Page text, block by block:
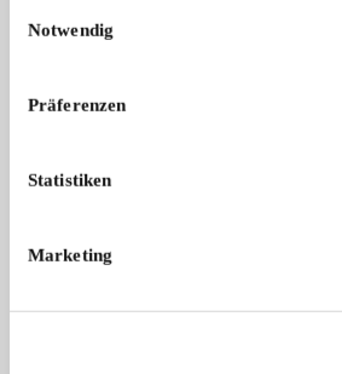
Notwendig
Präferenzen
Statistiken
Marketing
988 x angesehen